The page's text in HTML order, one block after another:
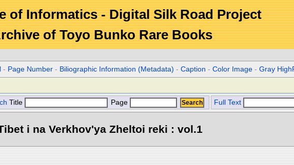
of Informatics - Digital Silk Road Project
of Toyo Bunko Rare Books
- Page Number - Biliographic Information (Metadata) -Caption -Color Image -Gray
Title Page Full Text
i na Verkhov'ya Zheltoi reki : vol.1